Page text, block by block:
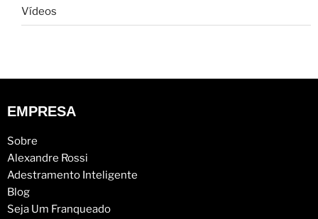
Vídeos
EMPRESA
Sobre
Alexandre Rossi
Adestramento Inteligente
Blog
Seja Um Franqueado